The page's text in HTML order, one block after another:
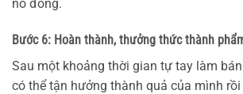
nó đông.
Bước 6: Hoàn thành, thưởng thức thành
Sau một khoảng thời gian tự tay làm
có thể tận hưởng thành quả của mình